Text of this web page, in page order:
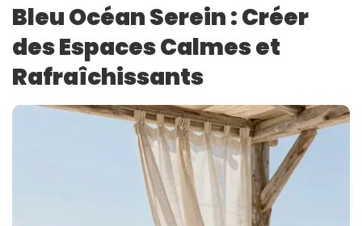
Bleu Océan Serein : Créer
des Espaces Calmes et
Rafraîchissants